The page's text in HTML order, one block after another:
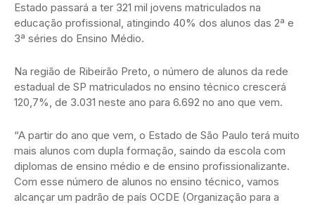
Estado passará a ter 321 mil jovens matriculados na
educação profissional, atingindo 40% dos alunos das 2ª e
3ª séries do Ensino Médio.
Na região de Ribeirão Preto, o número de alunos da rede
estadual de SP matriculados no ensino técnico crescerá
120,7%, de 3.031 neste ano para 6.692 no ano que vem.
“A partir do ano que vem, o Estado de São Paulo terá muito
mais alunos com dupla formação, saindo da escola com
diplomas de ensino médio e de ensino profissionalizante.
Com esse número de alunos no ensino técnico, vamos
alcançar um padrão de país OCDE (Organização para a